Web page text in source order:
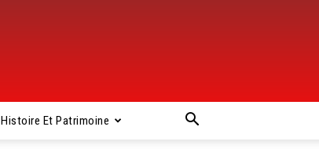
Histoire Et Patrimoine